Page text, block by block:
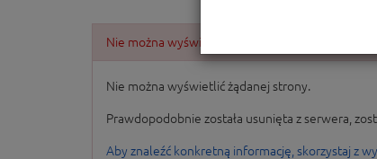
Nie można wyświetlić żądanej strony.
Nie można wyświetlić żądanej strony.
Prawdopodobnie została usunięta z serwera,
Aby znaleźć konkretną informację, skorzystaj z